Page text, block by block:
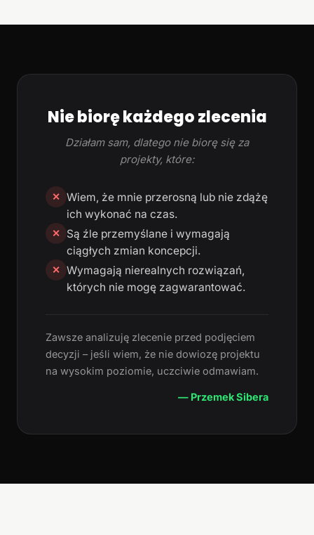
Nie biorę każdego zlecenia
Działam sam, dlatego nie biorę się za
projekty, które:
✕ Wiem, że mnie przerosną lub nie zdążę
ich wykonać na czas.
✕
Są źle przemyślane i wymagają
ciągłych zmian koncepcji.
✕ Wymagają nierealnych rozwiązań,
których nie mogę zagwarantować.
Zawsze analizuję zlecenie przed podjęciem
decyzji – jeśli wiem, że nie dowiozę projektu
na wysokim poziomie, uczciwie odmawiam.
— Przemek Sibera